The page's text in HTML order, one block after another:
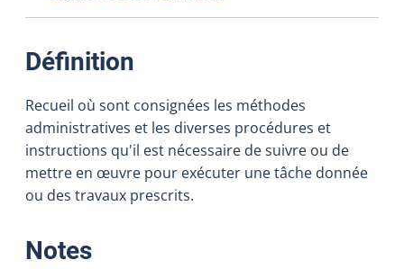
Définition
Recueil où sont consignées les méthodes
administratives et les diverses procédures et
instructions qu'il est nécessaire de suivre ou de
mettre en œuvre pour exécuter une tâche donnée
ou des travaux prescrits.
Notes: